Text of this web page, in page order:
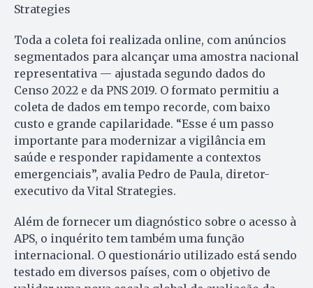
Strategies
Toda a coleta foi realizada online, com anúncios
segmentados para alcançar uma amostra nacional
representativa — ajustada segundo dados do
Censo 2022 e da PNS 2019. O formato permitiu a
coleta de dados em tempo recorde, com baixo
custo e grande capilaridade. “Esse é um passo
importante para modernizar a vigilância em
saúde e responder rapidamente a contextos
emergenciais”, avalia Pedro de Paula, diretor-
executivo da Vital Strategies.
Além de fornecer um diagnóstico sobre o acesso à
APS, o inquérito tem também uma função
internacional. O questionário utilizado está sendo
testado em diversos países, com o objetivo de